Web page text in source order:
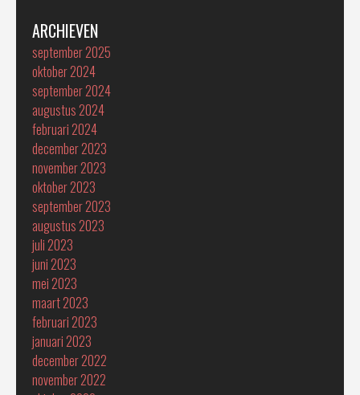
ARCHIEVEN
september 2025
oktober 2024
september 2024
augustus 2024
februari 2024
december 2023
november 2023
oktober 2023
september 2023
augustus 2023
juli 2023
juni 2023
mei 2023
maart 2023
februari 2023
januari 2023
december 2022
november 2022